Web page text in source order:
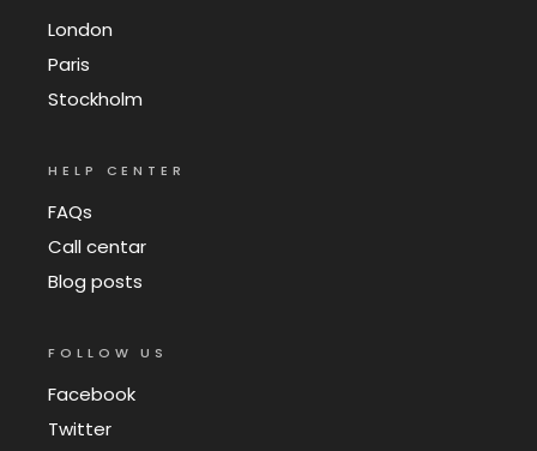
London
Paris
Stockholm
HELP CENTER
FAQs
Call centar
Blog posts
FOLLOW US
Facebook
Twitter